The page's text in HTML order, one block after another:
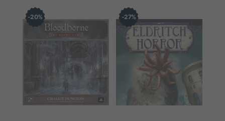
20% 27%